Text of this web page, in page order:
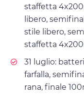
staffetta
libero,
stile libero,
staffetta
31 luglio:
farfalla,
rana, finale